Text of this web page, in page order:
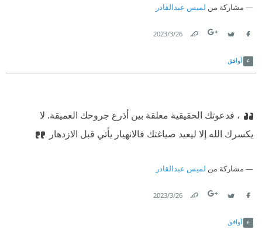
مشاركة من لميس عبدالقادر
26‏/3‏/2023
أوافق
، فدعوتك الحقيقية معلقة بين أذرع جروحك العميقة. لا
يكسرك الله إلا ليعيد صياغتك فالانهيار يأتي قبل الازدهار
مشاركة من لميس عبدالقادر
26‏/3‏/2023
أوافق